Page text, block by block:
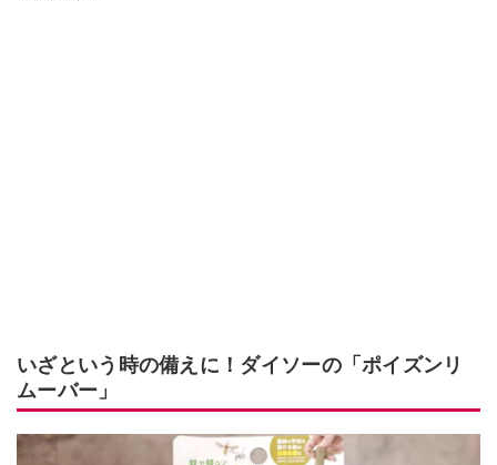
いざという時の備えに！ダイソーの「ポイズンリ
ムーバー」